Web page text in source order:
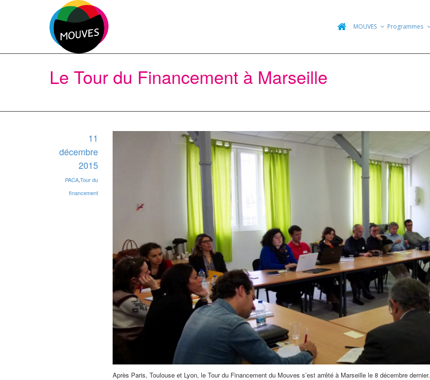
MOUVES Programmes
Le Tour du Financement à Marseille
11
décembre
2015
PACA,Tour du
financement
Après Paris, Toulouse et Lyon, le Tour du Financement du Mouves s’est arrêté à Marseille le 8 décembre dernier.